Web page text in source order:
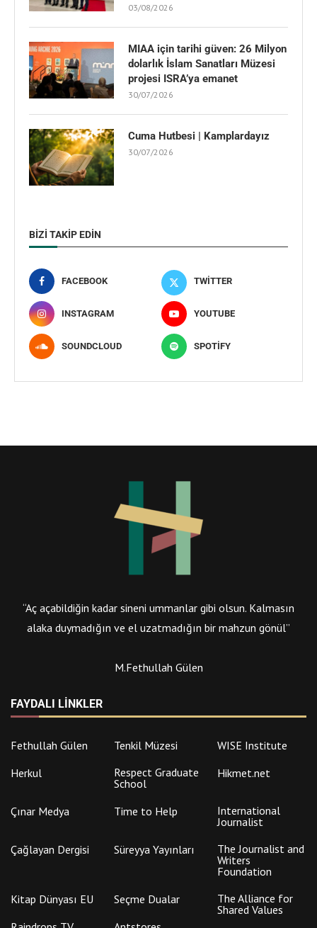
03/08/2026
MIAA için tarihi güven: 26 Milyon
dolarlık İslam Sanatları Müzesi
projesi ISRA’ya emanet
30/07/2026
Cuma Hutbesi | Kamplardayız
30/07/2026
BIZI TAKIP EDIN
FACEBOOK TWITTER
INSTAGRAM YOUTUBE
SOUNDCLOUD SPOTIFY
“Aç açabildiğin kadar sineni ummanlar gibi olsun. Kalmasın
alaka duymadığın ve el uzatmadığın bir mahzun gönül”
M.Fethullah Gülen
FAYDALI LINKLER
Fethullah Gülen Tenkil Müzesi
WISE Institute
Herkul
Respect Graduate
School
Hikmet.net
Çınar Medya Time to Help
International
Journalist
Çağlayan Dergisi
Süreyya Yayınları
The Journalist and
Writers
Foundation
Kitap Dünyası EU
Seçme Dualar
The Alliance for
Shared Values